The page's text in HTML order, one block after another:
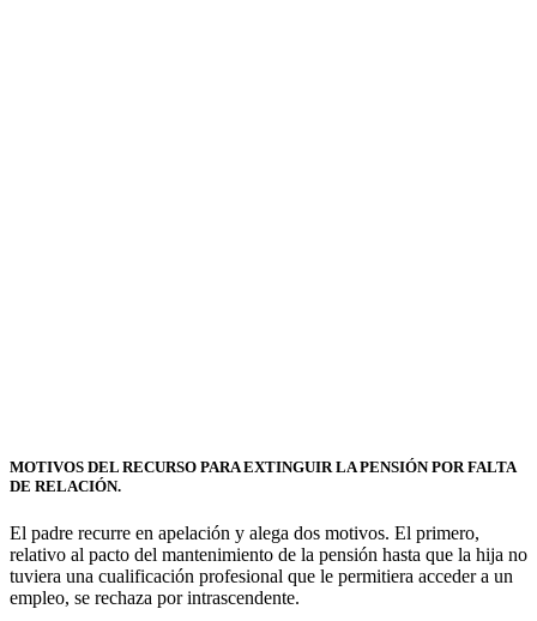
MOTIVOS DEL RECURSO PARA EXTINGUIR LA PENSIÓN POR FALTA
DE RELACIÓN.
El padre recurre en apelación y alega dos motivos. El primero,
relativo al pacto del mantenimiento de la pensión hasta que la hija no
tuviera una cualificación profesional que le permitiera acceder a un
empleo, se rechaza por intrascendente.